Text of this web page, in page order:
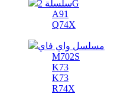
سلسلة 2G
A91
Q74X
مسلسل واي فاي
M702S
K73
K73
R74X